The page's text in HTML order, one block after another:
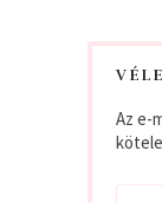
Az e-